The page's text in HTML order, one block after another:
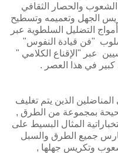
والحصار الثقافي
الجهل وتعميمه وتسطيح
التضليل السلطوية عبر
"فن قيادة النفوس"
عبر "الإقناع الكلامي "
في هذا العصر .
الذين يتم تغليف
بمجموعة من الطرق ,
المثال البسيط على
جميع الطرق والسبل
وتكريس جهلها ,